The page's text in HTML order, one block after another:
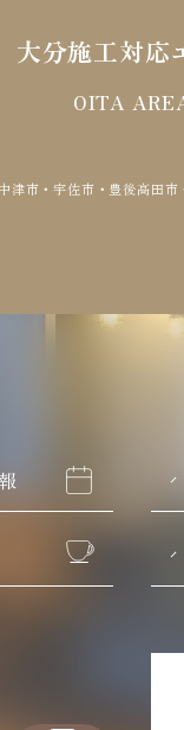
大分施工対応
OITA
中津市・宇佐市・豊後高田市